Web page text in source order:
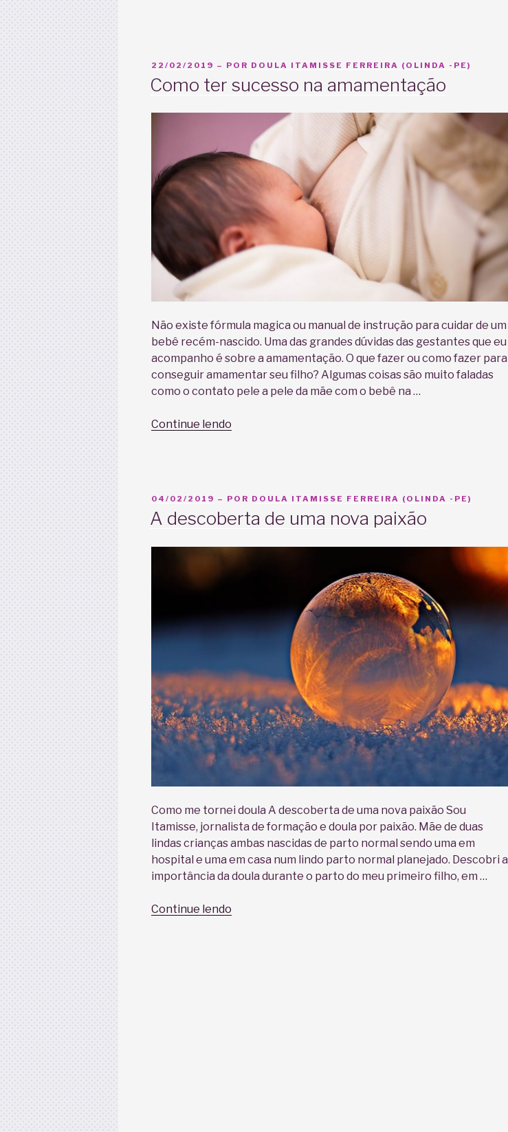
PUBLICADO
22/02/2019 – POR DOULA ITAMISSE FERREIRA (OLINDA -PE)
Como ter sucesso na amamentação
Não existe fórmula magica ou manual de instrução para cuidar de um
bebê recém-nascido. Uma das grandes dúvidas das gestantes que eu
acompanho é sobre a amamentação. O que fazer ou como fazer para
conseguir amamentar seu filho? Algumas coisas são muito faladas
como o contato pele a pele da mãe com o bebê na …
Continue lendo
PUBLICADO
04/02/2019 – POR DOULA ITAMISSE FERREIRA (OLINDA -PE)
A descoberta de uma nova paixão
Como me tornei doula A descoberta de uma nova paixão Sou
Itamisse, jornalista de formação e doula por paixão. Mãe de duas
lindas crianças ambas nascidas de parto normal sendo uma em
hospital e uma em casa num lindo parto normal planejado. Descobri a
importância da doula durante o parto do meu primeiro filho, em …
Continue lendo